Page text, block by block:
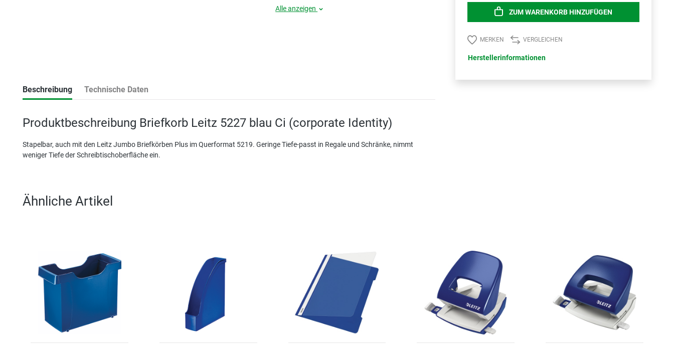
Alle anzeigen
Beschreibung Technische Daten
Produktbeschreibung Briefkorb Leitz 5227 blau Ci (corporate Identity)
Stapelbar, auch mit den Leitz Jumbo Briefkörben Plus im Querformat 5219. Geringe Tiefe-passt in Regale und Schränke, nimmt
weniger Tiefe der Schreibtischoberfläche ein.
ZUM WARENKORB HINZUFÜGEN
MERKEN VERGLEICHEN
Herstellerinformationen
Ähnliche Artikel